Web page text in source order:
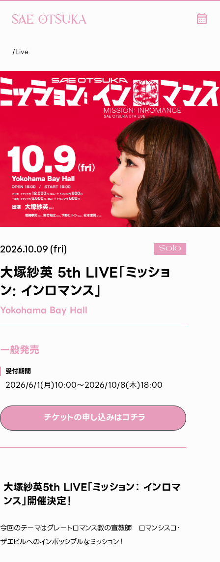
/Live
Solo
2026.10.09 (fri)
大塚紗英 5th LIVE「ミッショ
ン: インロマンス」
Yokohama Bay Hall
一般発売
受付期間
2026/6/1(月)10:00～2026/10/8(木)18:00
チケットの申し込みはコチラ
大塚紗英5th LIVE「ミッション： インロマ
ンス」開催決定！
今回のテーマはグレートロマンス教の宣教師 ロマンシスコ・
ザエビルへのインポッシブルなミッション！